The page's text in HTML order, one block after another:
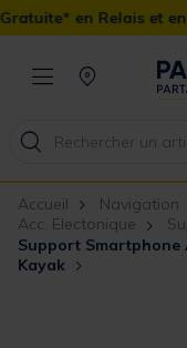
et en Magasin ainsi
Accueil Navigation
Acc. Electonique
Support Smartphone
Kayak